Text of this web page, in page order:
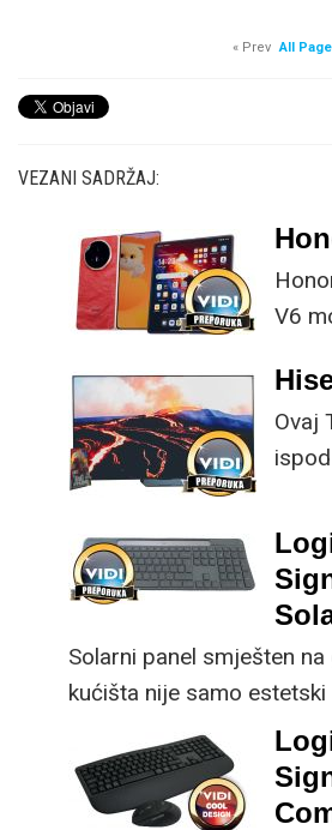
« Prev All
VEZANI SADRŽAJ:
V6
Ovaj
male
kupnji.
Solarni panel smješten
kućišta nije samo
dio koncepta ovog
energiju prirodnog ili
rad.